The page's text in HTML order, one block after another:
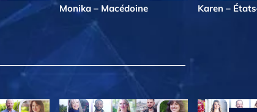
Monika – Macédoine Karen –